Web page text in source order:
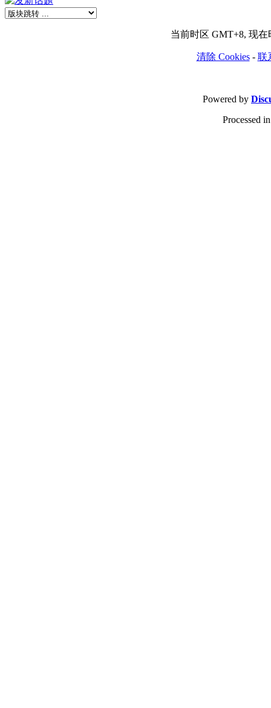
当前时区 GMT+8, 现在
清除 Cookies- 联
Powered by
Processed